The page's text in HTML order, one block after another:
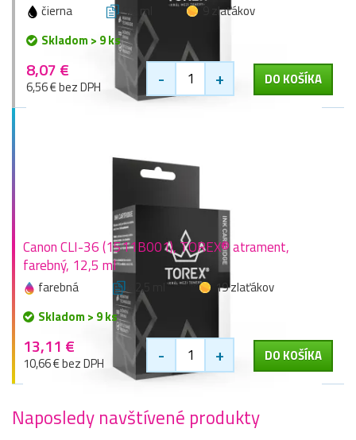
čierna 9,5 ml
9 zlaťákov
Skladom > 9 ks
8,07 €
6,56 € bez DPH - + DO KOŠÍKA
Canon CLI-36 (1511B001), TOREX® atrament,
farebný, 12,5 ml
farebná 12,5 ml
19 zlaťákov
Skladom > 9 ks
13,11 €
10,66 € bez DPH - + DO KOŠÍKA
Naposledy navštívené produkty